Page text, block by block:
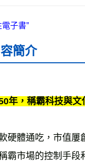
簡介
年，稱霸科技與文
硬體通吃，市值屢
霸市場的控制手段